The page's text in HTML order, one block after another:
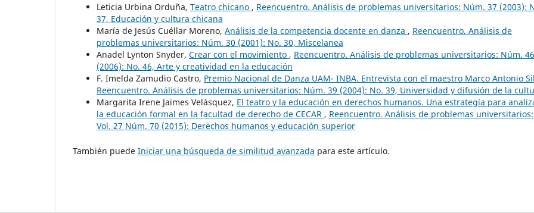
Leticia Urbina Orduña, Teatro chicano , Reencuentro. Análisis de problemas universitarios: Núm. 37 (2003):
37, Educación y cultura chicana
María de Jesús Cuéllar Moreno, Análisis de la competencia docente en danza , Reencuentro. Análisis de
problemas universitarios: Núm. 30 (2001): No. 30, Miscelanea
Anadel Lynton Snyder, Crear con el movimiento , Reencuentro. Análisis de problemas universitarios: Núm. 46
(2006): No. 46, Arte y creatividad en la educación
F. Imelda Zamudio Castro, Premio Nacional de Danza UAM- INBA. Entrevista con el maestro Marco Antonio
Reencuentro. Análisis de problemas universitarios: Núm. 39 (2004): No. 39, Universidad y difusión de la
Margarita Irene Jaimes Velásquez, El teatro y la educación en derechos humanos. Una estrategía para
la educación formal en la facultad de derecho de CECAR , Reencuentro. Análisis de problemas universitarios:
Vol. 27 Núm. 70 (2015): Derechos humanos y educación superior
También puede Iniciar una búsqueda de similitud avanzada para este artículo.